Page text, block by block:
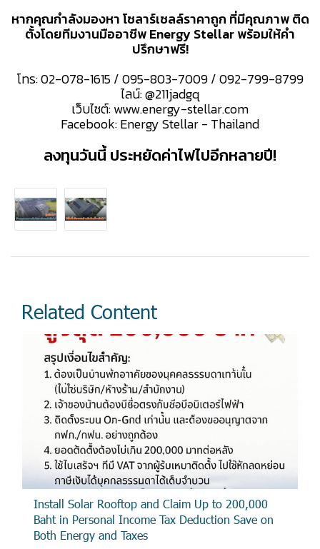
หากคุณกำลังมองหา โซลาร์เซลล์ราคาถูก ที่มีคุณภาพ ติด
ตั้งโดยทีมงานมืออาชีพ Energy Stellar พร้อมให้คำ
ปรึกษาฟรี!
โทร: 02-078-1615 / 095-803-7009 / 092-799-8799
ไลน์: @211jadgq
เว็บไซต์: www.energy-stellar.com
Facebook: Energy Stellar - Thailand
ลงทุนวันนี้ ประหยัดค่าไฟไปอีกหลายปี!
Related Content
Install Solar Rooftop and Claim Up to 200,000
Baht in Personal Income Tax Deduction Save on
Both Energy and Taxes